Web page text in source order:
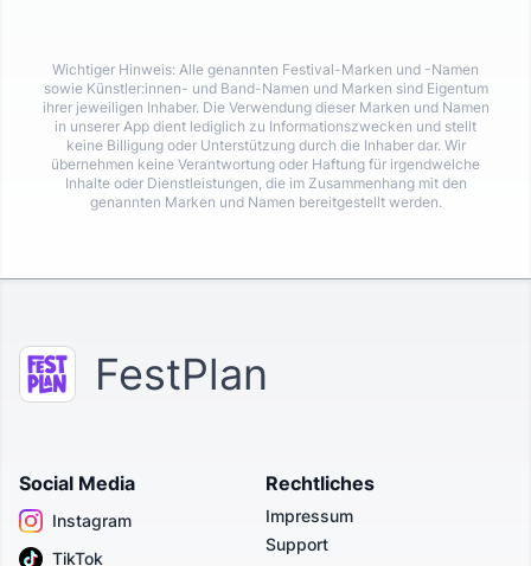
Wichtiger Hinweis: Alle genannten Festival-Marken und -Namen
sowie Künstler:innen- und Band-Namen und Marken sind Eigentum
ihrer jeweiligen Inhaber. Die Verwendung dieser Marken und Namen
in unserer App dient lediglich zu Informationszwecken und stellt
keine Billigung oder Unterstützung durch die Inhaber dar. Wir
übernehmen keine Verantwortung oder Haftung für irgendwelche
Inhalte oder Dienstleistungen, die im Zusammenhang mit den
genannten Marken und Namen bereitgestellt werden.
FestPlan
Social Media
Instagram
TikTok
Rechtliches
Impressum
Support